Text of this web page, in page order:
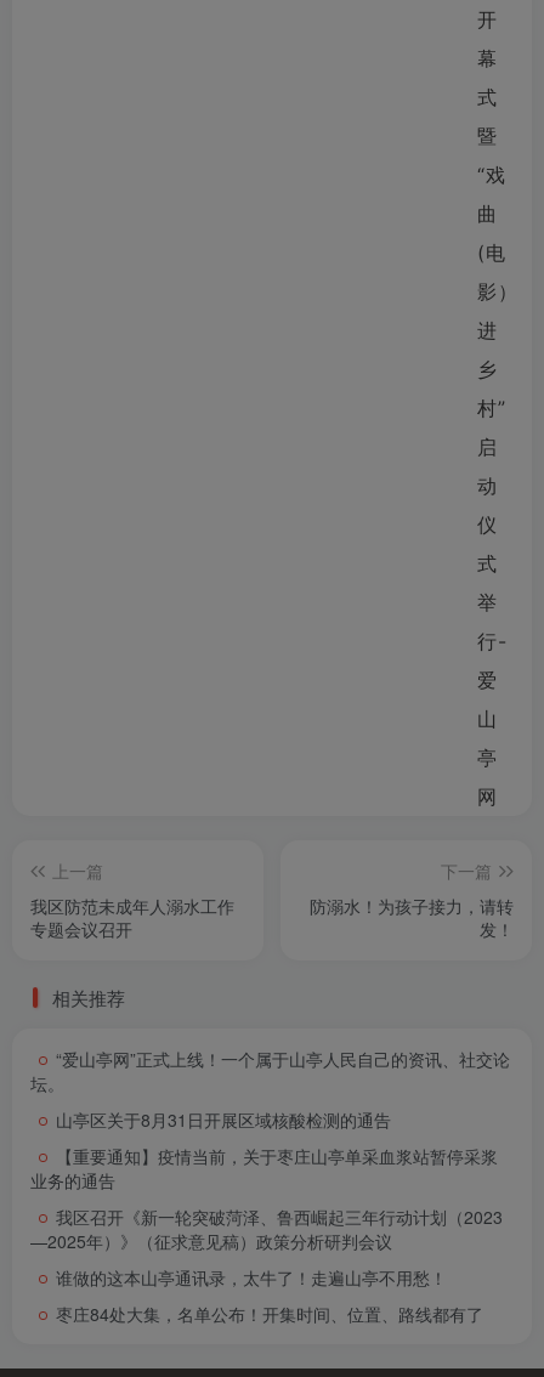
上一篇
我区防范未成年人溺水工作
专题会议召开
下一篇
防溺水！为孩子接力，请转
发！
相关推荐
“爱山亭网”正式上线！一个属于山亭人民自己的资讯、社交论
坛。
山亭区关于8月31日开展区域核酸检测的通告
【重要通知】疫情当前，关于枣庄山亭单采血浆站暂停采浆
业务的通告
我区召开《新一轮突破菏泽、鲁西崛起三年行动计划（2023
—2025年）》（征求意见稿）政策分析研判会议
谁做的这本山亭通讯录，太牛了！走遍山亭不用愁！
枣庄84处大集，名单公布！开集时间、位置、路线都有了